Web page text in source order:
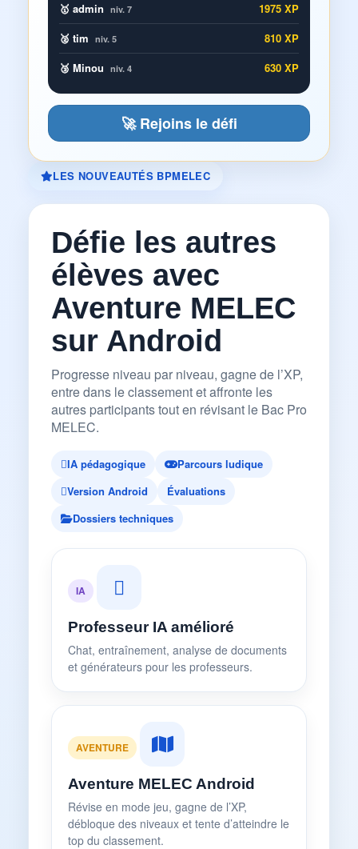
🥇 admin niv. 7
1975 XP
🥈 tim niv. 5
810 XP
🥉 Minou niv. 4 630 XP
🚀 Rejoins le défi
LES NOUVEAUTÉS BPMELEC
Défie les autres
élèves avec
Aventure MELEC
sur Android
Progresse niveau par niveau, gagne de l’XP,
entre dans le classement et affronte les
autres participants tout en révisant le Bac Pro
MELEC.
IA pédagogique
Parcours ludique
Version Android
Évaluations
Dossiers techniques
IA
Professeur IA amélioré
Chat, entraînement, analyse de documents
et générateurs pour les professeurs.
AVENTURE
Aventure MELEC Android
Révise en mode jeu, gagne de l’XP,
débloque des niveaux et tente d’atteindre le
top du classement.